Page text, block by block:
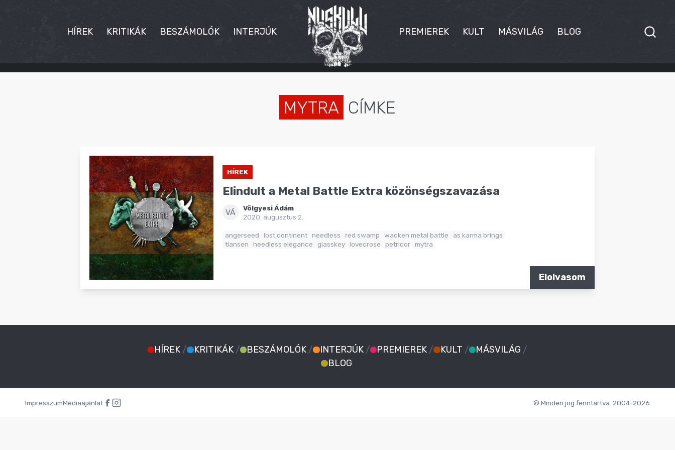
HÍREK KRITIKÁK BESZÁMOLÓK INTERJÚK PREMIEREK KULT MÁSVILÁG BLOG
HÍREK
MYTRA CÍMKE
HÍREK
Elindult a Metal Battle Extra közönségszavazása
VÁ
Völgyesi Ádám
2020. augusztus 2.
angerseed lost continent needless red swamp wacken metal battle
as karma brings
tiansen
heedless elegance glasskey lovecrose petricor mytra
Elolvasom
HÍREK / KRITIKÁK / BESZÁMOLÓK / INTERJÚK / PREMIEREK / KULT / MÁSVILÁG /
BLOG
ImpresszumMédiaajánlat © Minden jog fenntartva. 2004-2026